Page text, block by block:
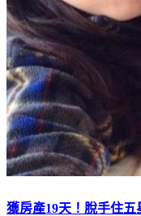
獲房產19天！脫手住